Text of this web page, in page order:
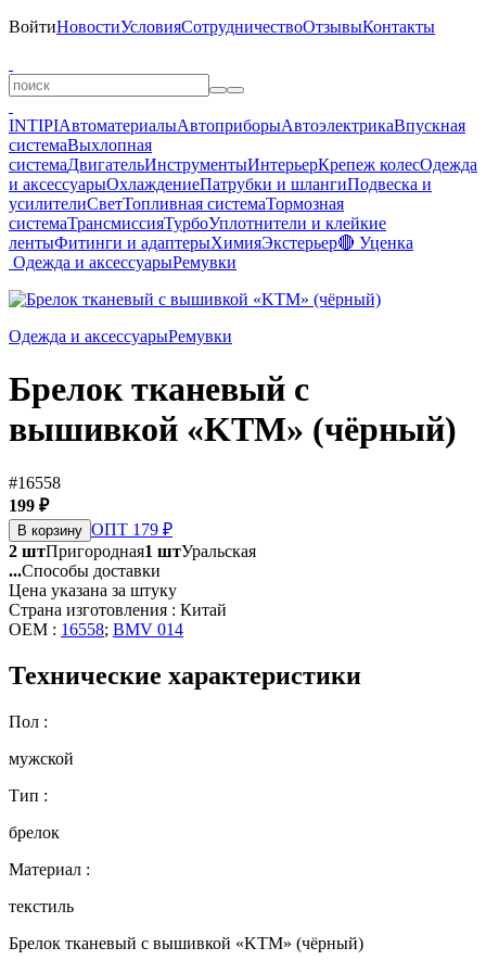
ВойтиНовостиУсловияСотрудничествоОтзывыКонтакты
INTIPIАвтоматериалыАвтоприборыАвтоэлектрикаВпускная
системаВыхлопная
системаДвигательИнструментыИнтерьерКрепеж колесОдежда
и аксессуарыОхлаждениеПатрубки и шлангиПодвеска и
усилителиСветТопливная системаТормозная
системаТрансмиссияТурбоУплотнители и клейкие
лентыФитинги и адаптерыХимияЭкстерьер🔴 Уценка
Одежда и аксессуарыРемувки
Одежда и аксессуарыРемувки
Брелок тканевый с
вышивкой «KTM» (чёрный)
#16558
199 ₽
В корзину ОПТ 179 ₽
2 штПригородная1 штУральская
...Способы доставки
Цена указана за штуку
Страна изготовления : Китай
OEM : 16558; BMV 014
Технические характеристики
Пол :
мужской
Тип :
брелок
Материал :
текстиль
Брелок тканевый с вышивкой «KTM» (чёрный)